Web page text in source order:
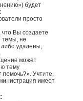
будет
просто
что Вы создаете
темы, не
либо удалены,
может
тему
Учтите,
имеет